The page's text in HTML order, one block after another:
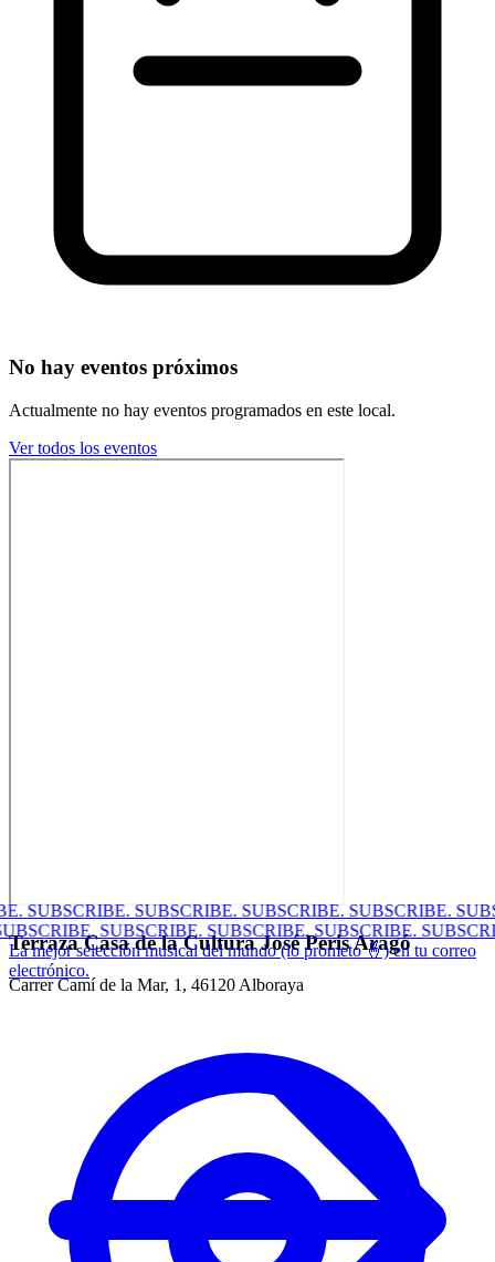
No hay eventos próximos
Actualmente no hay eventos programados en este local.
Ver todos los eventos
Terraza Casa de la Cultura José Peris Aragó
Carrer Camí de la Mar, 1, 46120 Alboraya
SUBSCRIBE.SUBSCRIBE.SUBSCRIBE.SUBSCRIBE.
SUBSCRIBE.SUBSCRIBE.SUBSCRIBE.SUBSCRIBE.
La mejor selección musical del mundo (lo prometo 🤞) en tu correo
electrónico.